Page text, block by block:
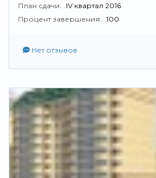
План сдачи:
IV квартал 2016
Процент завершения: 100
Нет отзывов